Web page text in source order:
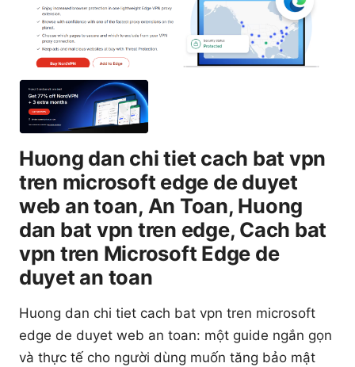
Huong dan chi tiet cach bat vpn
tren microsoft edge de duyet
web an toan, An Toan, Huong
dan bat vpn tren edge, Cach bat
vpn tren Microsoft Edge de
duyet an toan
Huong dan chi tiet cach bat vpn tren microsoft
edge de duyet web an toan: một guide ngắn gọn
và thực tế cho người dùng muốn tăng bảo mật